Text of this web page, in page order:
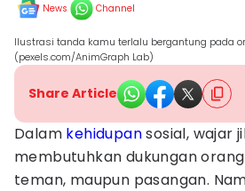
News Channel
Ilustrasi tanda kamu terlalu bergantung pada
(pexels.com/AnimGraph Lab)
Share Article
Dalam kehidupansosial, wajar
membutuhkan dukungan
teman, maupun pasangan.